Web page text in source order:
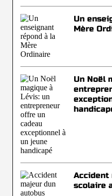
Un
Mère
Un Noël
Accident
scolaire